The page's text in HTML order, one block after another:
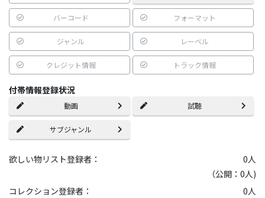
バーコード フォーマット
ジャンル レーベル
クレジット情報 トラック情報
付帯情報登録状況
動画 試聴
サブジャンル
欲しい物リスト登録者： 0人
（公開：0人)
コレクション登録者：
0人